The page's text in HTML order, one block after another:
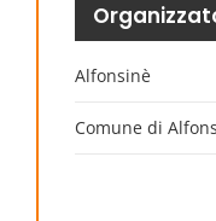
Alfonsinè
Comune di